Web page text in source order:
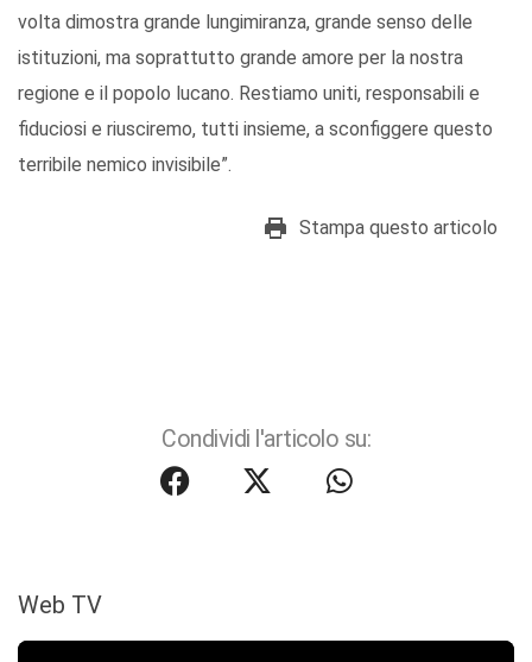
volta dimostra grande lungimiranza, grande senso delle
istituzioni, ma soprattutto grande amore per la nostra
regione e il popolo lucano. Restiamo uniti, responsabili e
fiduciosi e riusciremo, tutti insieme, a sconfiggere questo
terribile nemico invisibile”.
Stampa questo articolo
Condividi l'articolo su:
Web TV